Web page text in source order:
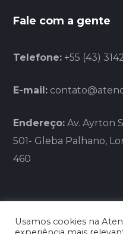
Fale com a gente
Telefone: +55 (43)
E-mail:
Endereço: Av. Ayrton
501- Gleba Palhano,
460
Usamos cookies na